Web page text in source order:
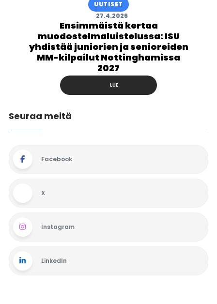
UUTISET
27.4.2026
Ensimmäistä kertaa
muodostelmaluistelussa: ISU
yhdistää juniorien ja senioreiden
MM-kilpailut Nottinghamissa
2027
LUE
Seuraa meitä
Facebook
X
Instagram
LinkedIn